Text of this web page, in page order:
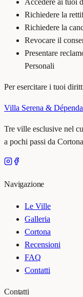
Richiedere la
Richiedere la
Revocare il
Presentare
Personali
Per esercitare i tuoi
Villa Serena &
Tre ville esclusive nel
a pochi passi da
Navigazione
Le Ville
Galleria
Cortona
Recensioni
FAQ
Contatti
Contatti